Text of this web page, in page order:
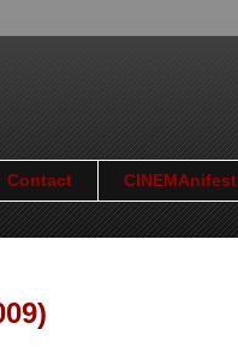
Contact CINEMAnifest